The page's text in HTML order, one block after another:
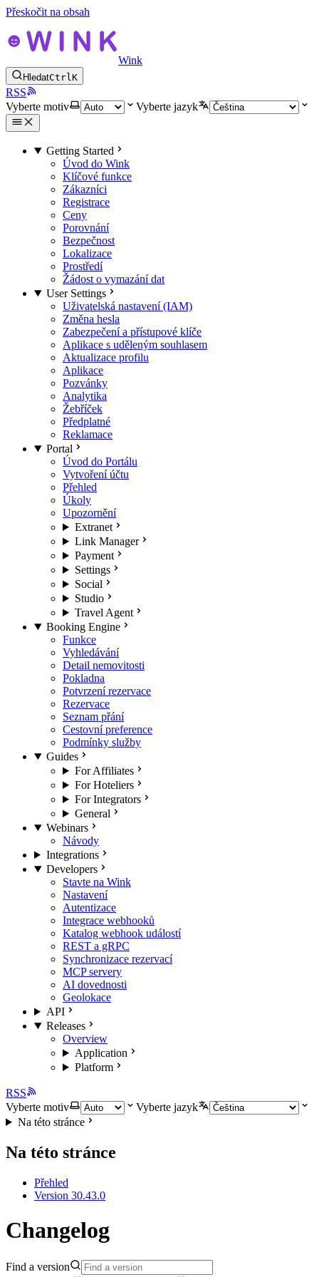
Přeskočit na obsah
Wink
HledatCtrlK
RSS
Vyberte motiv
Vyberte jazyk
Getting Started
Úvod do Wink
Klíčové funkce
Zákazníci
Registrace
Ceny
Porovnání
Bezpečnost
Lokalizace
Prostředí
Žádost o vymazání dat
User Settings
Uživatelská nastavení (IAM)
Změna hesla
Zabezpečení a přístupové klíče
Aplikace s uděleným souhlasem
Aktualizace profilu
Aplikace
Pozvánky
Analytika
Žebříček
Předplatné
Reklamace
Portal
Úvod do Portálu
Vytvoření účtu
Přehled
Úkoly
Upozornění
Extranet
Link Manager
Payment
Settings
Social
Studio
Travel Agent
Booking Engine
Funkce
Vyhledávání
Detail nemovitosti
Pokladna
Potvrzení rezervace
Rezervace
Seznam přání
Cestovní preference
Podmínky služby
Guides
For Affiliates
For Hoteliers
For Integrators
General
Webinars
Návody
Integrations
Developers
Stavte na Wink
Nastavení
Autentizace
Integrace webhooků
Katalog webhook událostí
REST a gRPC
Synchronizace rezervací
MCP servery
AI dovednosti
Geolokace
API
Releases
Overview
Application
Platform
RSS
Vyberte motiv
Vyberte jazyk
Na této stránce
Na této stránce
Přehled
Version 30.43.0
Changelog
Find a version